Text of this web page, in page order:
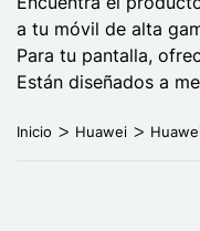
a tu móvil de alta
Para tu pantalla,
Están diseñados a
Inicio Huawei